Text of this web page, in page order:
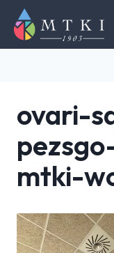
content
ovari-
mtki-